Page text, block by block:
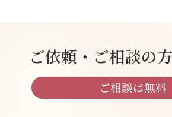
ご依頼・ご相談の
ご相談は無料